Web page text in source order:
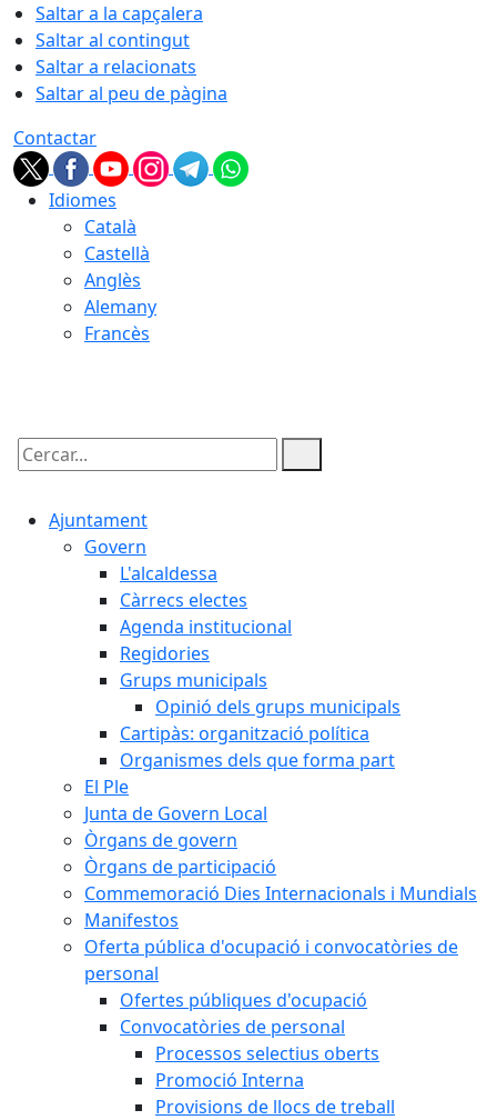
Saltar a la capçalera
Saltar al contingut
Saltar a relacionats
Saltar al peu de pàgina
Contactar
Idiomes
Català
Castellà
Anglès
Alemany
Francès
Cercar:
Ajuntament
Govern
L'alcaldessa
Càrrecs electes
Agenda institucional
Regidories
Grups municipals
Opinió dels grups municipals
Cartipàs: organització política
Organismes dels que forma part
El Ple
Junta de Govern Local
Òrgans de govern
Òrgans de participació
Commemoració Dies Internacionals i Mundials
Manifestos
Oferta pública d'ocupació i convocatòries de
personal
Ofertes públiques d'ocupació
Convocatòries de personal
Processos selectius oberts
Promoció Interna
Provisions de llocs de treball